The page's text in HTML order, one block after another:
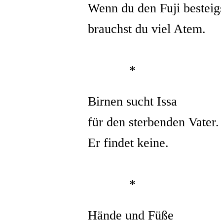
Wenn du den Fuji
brauchst du viel Atem.
*
Birnen sucht Issa
für den sterbenden Vater.
Er findet keine.
*
Hände und Füße